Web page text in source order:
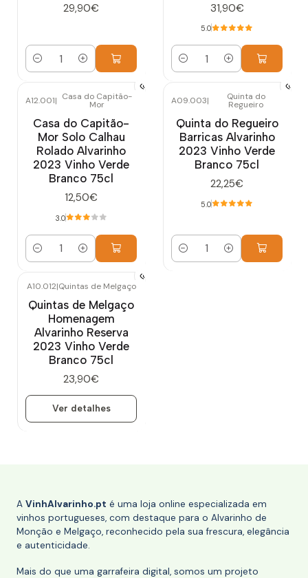
29,90€
Quantidade
31,90€
5.0
Quantidade
A12.001| Casa do Capitão-
Mor
Casa do Capitão-
Mor Solo Calhau
Rolado Alvarinho
2023 Vinho Verde
Branco 75cl
12,50€
3.0
Quantidade
A09.003| Quinta do
Regueiro
Quinta do Regueiro
Barricas Alvarinho
2023 Vinho Verde
Branco 75cl
22,25€
5.0
Quantidade
A10.012|Quintas de Melgaço
Quintas de Melgaço
Homenagem
Alvarinho Reserva
2023 Vinho Verde
Branco 75cl
23,90€
Ver detalhes
A VinhAlvarinho.pt é uma loja online especializada em
vinhos portugueses, com destaque para o Alvarinho de
Monção e Melgaço, reconhecido pela sua frescura, elegância
e autenticidade.
Mais do que uma garrafeira digital, somos um projeto